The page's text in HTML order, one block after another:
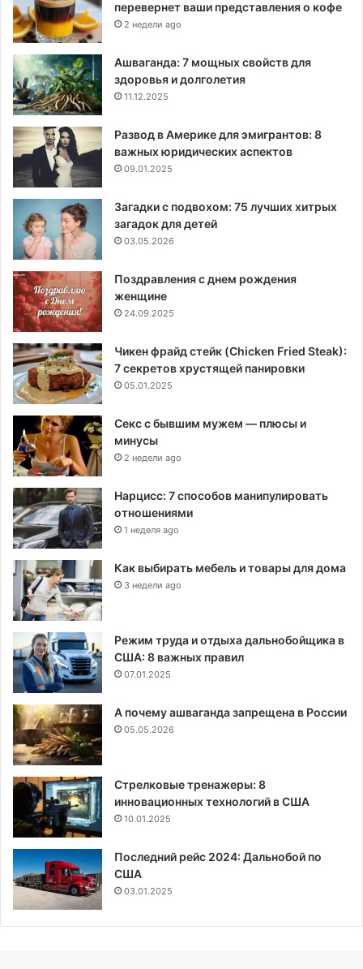
перевернет ваши представления о кофе
2 недели ago
Ашваганда: 7 мощных свойств для
здоровья и долголетия
11.12.2025
Развод в Америке для эмигрантов: 8
важных юридических аспектов
09.01.2025
Загадки с подвохом: 75 лучших хитрых
загадок для детей
03.05.2026
Поздравления с днем рождения
женщине
24.09.2025
Чикен фрайд стейк (Chicken Fried Steak):
7 секретов хрустящей панировки
05.01.2025
Секс с бывшим мужем — плюсы и
минусы
2 недели ago
Нарцисс: 7 способов манипулировать
отношениями
1 неделя ago
Как выбирать мебель и товары для дома
3 недели ago
Режим труда и отдыха дальнобойщика в
США: 8 важных правил
07.01.2025
А почему ашваганда запрещена в России
05.05.2026
Стрелковые тренажеры: 8
инновационных технологий в США
10.01.2025
Последний рейс 2024: Дальнобой по
США
03.01.2025